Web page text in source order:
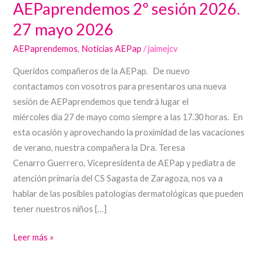
AEPaprendemos 2º sesión 2026.
27 mayo 2026
AEPaprendemos, Noticias AEPap /jaimejcv
Queridos compañeros de la AEPap. De nuevo
contactamos con vosotros para presentaros una nueva
sesión de AEPaprendemos que tendrá lugar el
miércoles día 27 de mayo como siempre a las 17.30 horas. En
esta ocasión y aprovechando la proximidad de las vacaciones
de verano, nuestra compañera la Dra. Teresa
Cenarro Guerrero, Vicepresidenta de AEPap y pediatra de
atención primaria del CS Sagasta de Zaragoza, nos va a
hablar de las posibles patologías dermatológicas que pueden
tener nuestros niños […]
va
de
vacaciones.
2º
sesión
2026.
27
mayo
2026
Leer más »